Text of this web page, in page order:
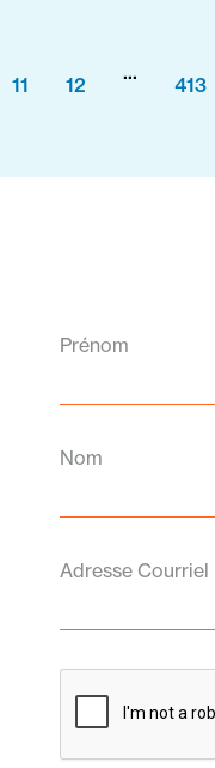
11 12
...
413
Prénom
Nom
Adresse Courriel